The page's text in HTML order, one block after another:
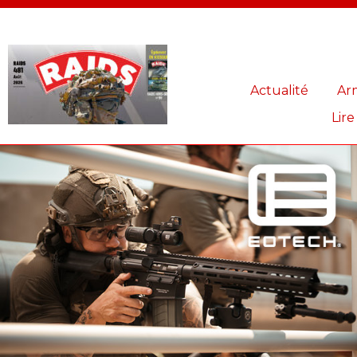
Actualité
Panneau de gestion des cookies